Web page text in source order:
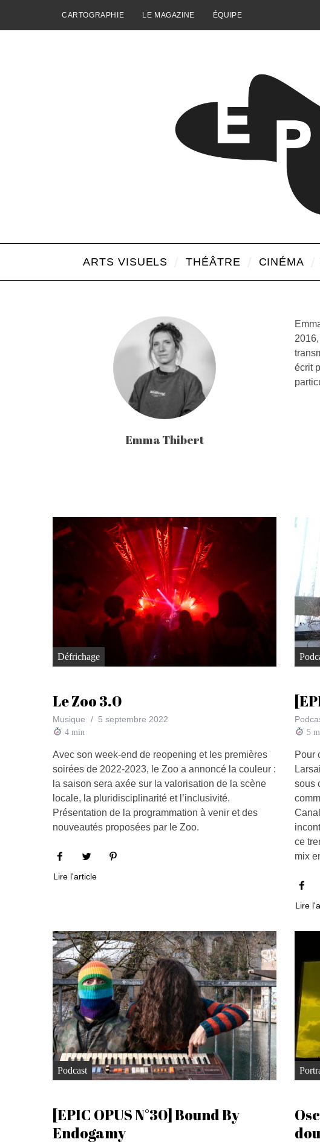
CARTOGRAPHIE LE MAGAZINE ÉQUIPE
ARTS VISUELS THÉÂTRE CINÉMA
Emma Thibert
écrit
Défrichage
Le Zoo 3.0
Musique 5 septembre 2022
4 min
Avec son week-end de reopening et les premières
soirées de 2022-2023, le Zoo a annoncé la couleur :
la saison sera axée sur la valorisation de la scène
locale, la pluridisciplinarité et l’inclusivité.
Présentation de la programmation à venir et des
nouveautés proposées par le Zoo.
Lire l'article
5
Pour
sous
ce
mix
Lire
Podcast
[EPIC OPUS N°30] Bound By
Endogamy